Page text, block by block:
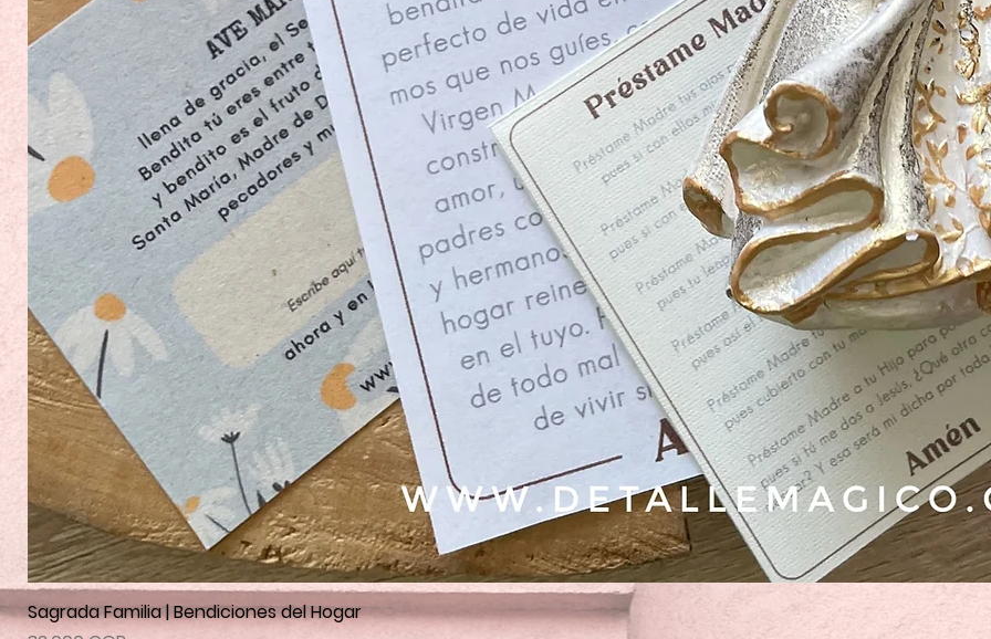
Vista rápida
Sagrada Familia | Bendiciones del Hogar